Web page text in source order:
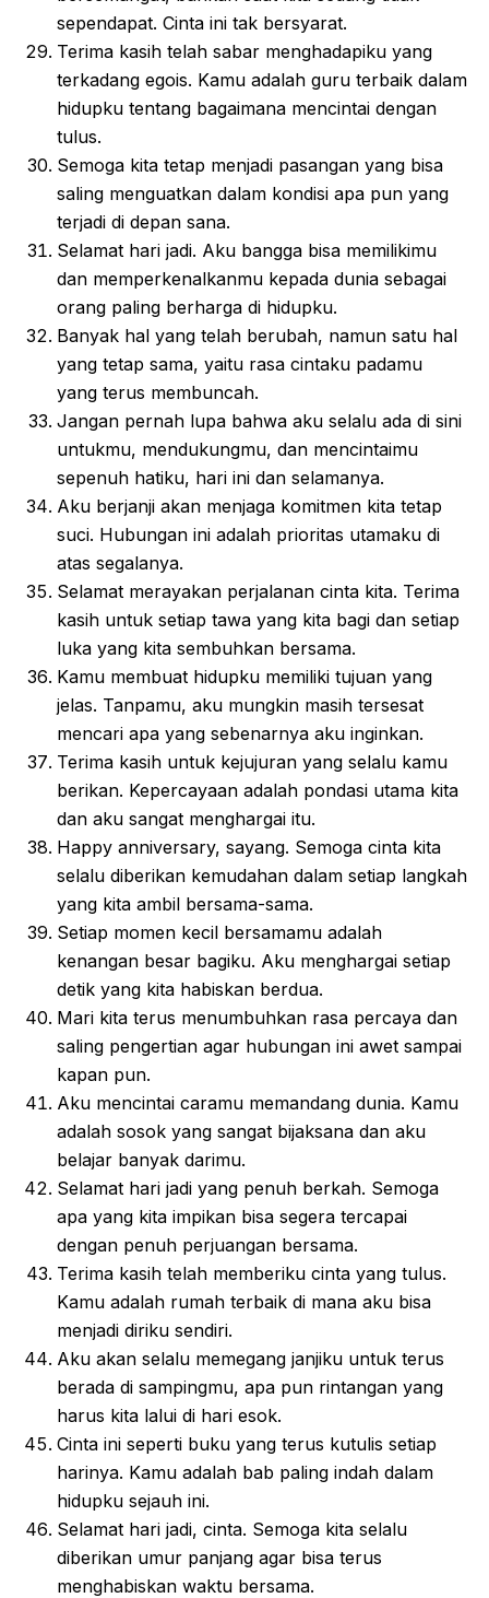
sependapat. Cinta ini tak bersyarat.
Terima kasih telah sabar menghadapiku yang
terkadang egois. Kamu adalah guru terbaik dalam
hidupku tentang bagaimana mencintai dengan
tulus.
Semoga kita tetap menjadi pasangan yang bisa
saling menguatkan dalam kondisi apa pun yang
terjadi di depan sana.
Selamat hari jadi. Aku bangga bisa memilikimu
dan memperkenalkanmu kepada dunia sebagai
orang paling berharga di hidupku.
Banyak hal yang telah berubah, namun satu hal
yang tetap sama, yaitu rasa cintaku padamu
yang terus membuncah.
Jangan pernah lupa bahwa aku selalu ada di sini
untukmu, mendukungmu, dan mencintaimu
sepenuh hatiku, hari ini dan selamanya.
Aku berjanji akan menjaga komitmen kita tetap
suci. Hubungan ini adalah prioritas utamaku di
atas segalanya.
Selamat merayakan perjalanan cinta kita. Terima
kasih untuk setiap tawa yang kita bagi dan setiap
luka yang kita sembuhkan bersama.
Kamu membuat hidupku memiliki tujuan yang
jelas. Tanpamu, aku mungkin masih tersesat
mencari apa yang sebenarnya aku inginkan.
Terima kasih untuk kejujuran yang selalu kamu
berikan. Kepercayaan adalah pondasi utama kita
dan aku sangat menghargai itu.
Happy anniversary, sayang. Semoga cinta kita
selalu diberikan kemudahan dalam setiap langkah
yang kita ambil bersama-sama.
Setiap momen kecil bersamamu adalah
kenangan besar bagiku. Aku menghargai setiap
detik yang kita habiskan berdua.
Mari kita terus menumbuhkan rasa percaya dan
saling pengertian agar hubungan ini awet sampai
kapan pun.
Aku mencintai caramu memandang dunia. Kamu
adalah sosok yang sangat bijaksana dan aku
belajar banyak darimu.
Selamat hari jadi yang penuh berkah. Semoga
apa yang kita impikan bisa segera tercapai
dengan penuh perjuangan bersama.
Terima kasih telah memberiku cinta yang tulus.
Kamu adalah rumah terbaik di mana aku bisa
menjadi diriku sendiri.
Aku akan selalu memegang janjiku untuk terus
berada di sampingmu, apa pun rintangan yang
harus kita lalui di hari esok.
Cinta ini seperti buku yang terus kutulis setiap
harinya. Kamu adalah bab paling indah dalam
hidupku sejauh ini.
Selamat hari jadi, cinta. Semoga kita selalu
diberikan umur panjang agar bisa terus
menghabiskan waktu bersama.